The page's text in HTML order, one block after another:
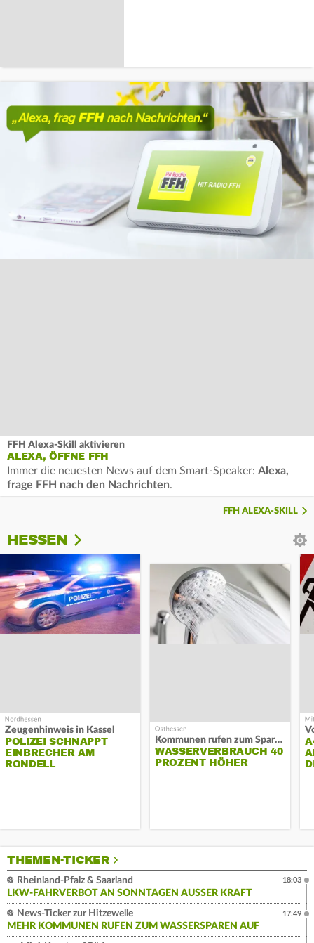
FFH Alexa-Skill aktivieren
ALEXA, ÖFFNE FFH
Immer die neuesten News auf dem Smart-Speaker: Alexa,
frage FFH nach den Nachrichten.
FFH ALEXA-SKILL
HESSEN
Zeugenhinweis in Kassel
POLIZEI SCHNAPPT
EINBRECHER AM
RONDELL
Kommunen rufen zum Sparen auf
WASSERVERBRAUCH 40
PROZENT HÖHER
THEMEN-TICKER
Rheinland-Pfalz & Saarland
LKW-FAHRVERBOT AN SONNTAGEN AUSSER KRAFT
18:03
News-Ticker zur Hitzewelle
MEHR KOMMUNEN RUFEN ZUM WASSERSPAREN AUF
17:49